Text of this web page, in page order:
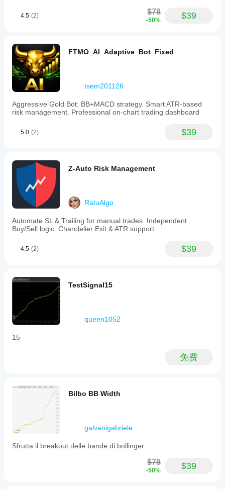
4.5 (2) $78
-50% $39
FTMO_AI_Adaptive_Bot_Fixed
tsem201126
Aggressive Gold Bot: BB+MACD strategy. Smart ATR-based
risk management. Professional on-chart trading dashboard
5.0 (2) $39
Z-Auto Risk Management
RatuAlgo
Automate SL & Trailing for manual trades. Independent
Buy/Sell logic. Chandelier Exit & ATR support.
4.5 (2) $39
TestSignal15
queen1052
15
免费
Bilbo BB Width
galvanigabriele
Sfrutta il breakout delle bande di bollinger.
$78
-50% $39